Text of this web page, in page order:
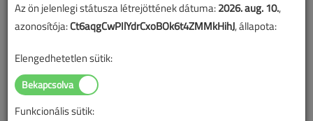
A napelemek szíve, avagy a
napelemcellák fajtái
A napelemgyártás kulisszatitkai III.
Az ön jelenlegi státusza létrejöttének dátuma:2026. aug. 10.,
azonosítója:Ct6aqgCwPIlYdrCxoBOk6t4ZMMkHihJ, állapota:
Elengedhetetlen sütik:
Funkcionális sütik: